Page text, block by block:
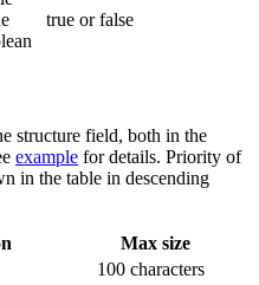
true or false
structure field, both in the
example for details. Priority of
in the table in descending
Max size
100 characters